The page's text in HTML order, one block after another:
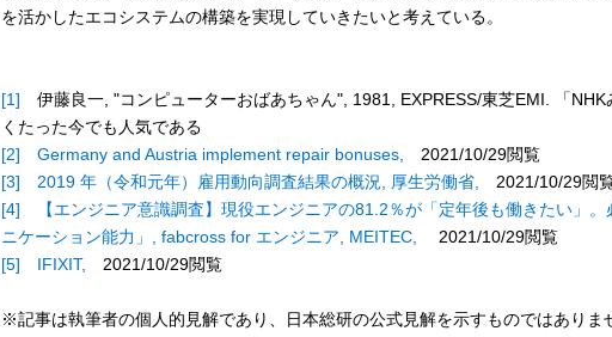
を活かしたエコシステムの構築を実現していきたいと考えている。
[1] 伊藤良一, "コンピューターおばあちゃん", 1981, EXPRESS/東芝EMI. 「
くたった今でも人気である
[2]
Germany and Austria implement repair bonuses,
2021/10/29閲覧
[3]
2019 年（令和元年）雇用動向調査結果の概況, 厚生労働省,
2021/10/29閲
[4]
【エンジニア意識調査】現役エンジニアの81.2％が「定年後も働きたい」
ニケーション能力」, fabcross for エンジニア, MEITEC,
2021/10/29閲覧
[5]
IFIXIT, 2021/10/29閲覧
※記事は執筆者の個人的見解であり、日本総研の公式見解を示すものではありま